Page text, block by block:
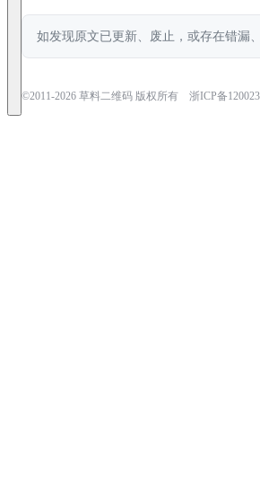
如发现原文已更新、废止，或存在错漏
©2011-2026 草料二维码 版权所有 浙ICP备